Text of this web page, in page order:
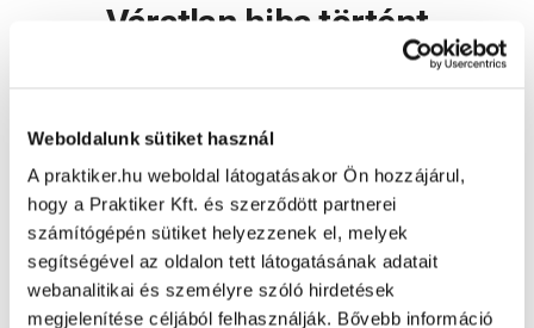
Weboldalunk sütiket használ
A praktiker.hu weboldal látogatásakor Ön hozzájárul,
hogy a Praktiker Kft. és szerződött partnerei
számítógépén sütiket helyezzenek el, melyek
segítségével az oldalon tett látogatásának adatait
webanalitikai és személyre szóló hirdetések
megjelenítése céljából felhasználják. Bővebb információ
Váratlan hiba történt
Oldal újratöltése